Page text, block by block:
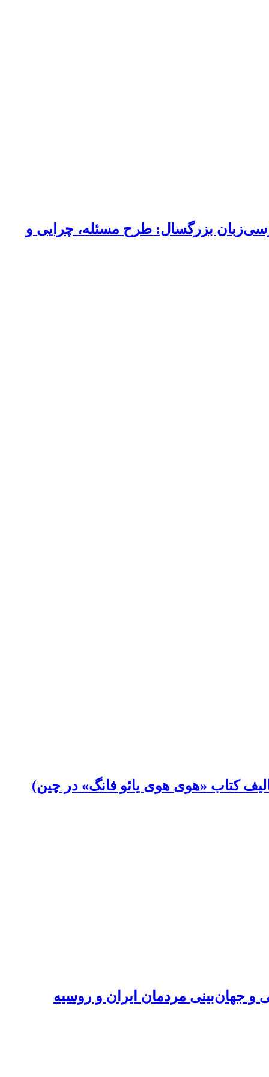
بزرگسال: طرح مسئله، چرایی و
کتاب «هوی هوی یائو فانگ» در چین)
و جهان‌بینی مردمان ایران و روسیه